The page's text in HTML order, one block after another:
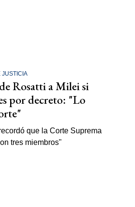
JUSTICIA
Rosatti a Milei si
por decreto: "Lo